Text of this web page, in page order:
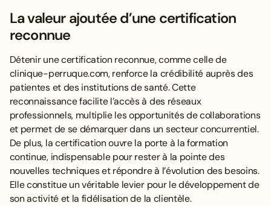
La valeur ajoutée d’une certification
reconnue
Détenir une certification reconnue, comme celle de
clinique-perruque.com, renforce la crédibilité auprès des
patientes et des institutions de santé. Cette
reconnaissance facilite l’accès à des réseaux
professionnels, multiplie les opportunités de collaborations
et permet de se démarquer dans un secteur concurrentiel.
De plus, la certification ouvre la porte à la formation
continue, indispensable pour rester à la pointe des
nouvelles techniques et répondre à l’évolution des besoins.
Elle constitue un véritable levier pour le développement de
son activité et la fidélisation de la clientèle.